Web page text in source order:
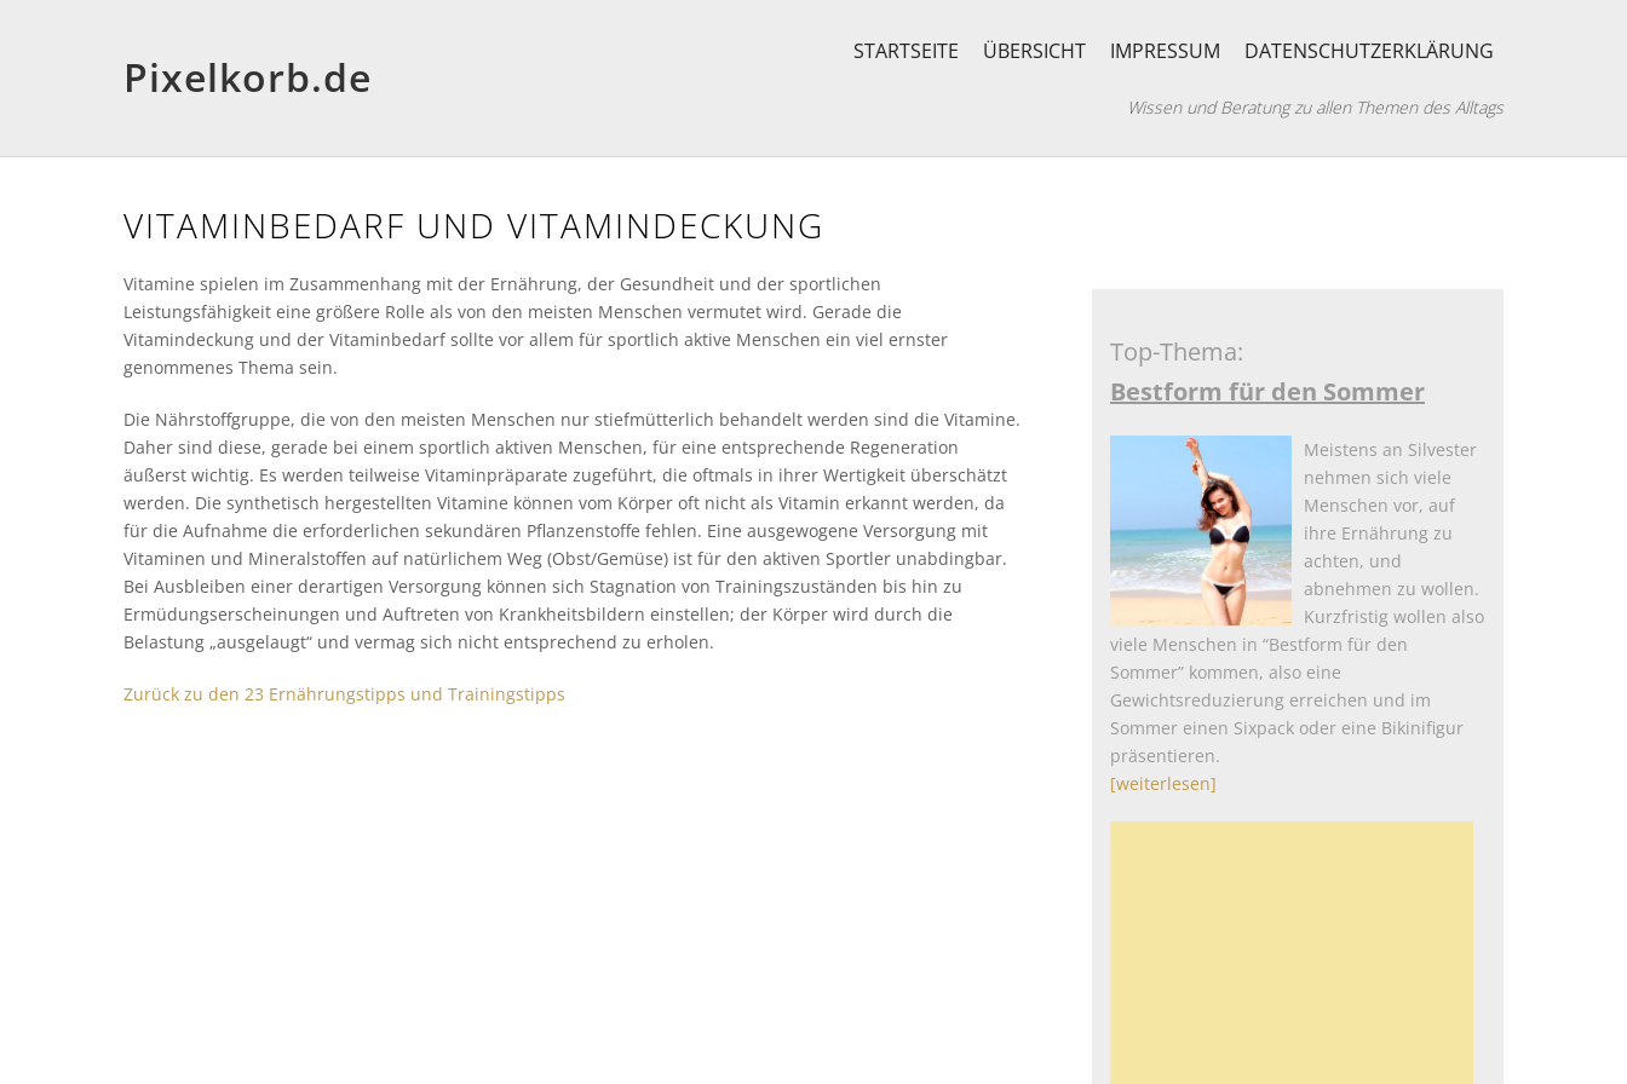
Pixelkorb.de
STARTSEITE ÜBERSICHT IMPRESSUM DATENSCHUTZERKLÄRUNG
Wissen und Beratung zu allen Themen des Alltags
VITAMINBEDARF UND VITAMINDECKUNG
Vitamine spielen im Zusammenhang mit der Ernährung, der Gesundheit und der sportlichen
Leistungsfähigkeit eine größere Rolle als von den meisten Menschen vermutet wird. Gerade die
Vitamindeckung und der Vitaminbedarf sollte vor allem für sportlich aktive Menschen ein viel ernster
genommenes Thema sein.
Die Nährstoffgruppe, die von den meisten Menschen nur stiefmütterlich behandelt werden sind die Vitamine.
Daher sind diese, gerade bei einem sportlich aktiven Menschen, für eine entsprechende Regeneration
äußerst wichtig. Es werden teilweise Vitaminpräparate zugeführt, die oftmals in ihrer Wertigkeit überschätzt
werden. Die synthetisch hergestellten Vitamine können vom Körper oft nicht als Vitamin erkannt werden, da
für die Aufnahme die erforderlichen sekundären Pflanzenstoffe fehlen. Eine ausgewogene Versorgung mit
Vitaminen und Mineralstoffen auf natürlichem Weg (Obst/Gemüse) ist für den aktiven Sportler unabdingbar.
Bei Ausbleiben einer derartigen Versorgung können sich Stagnation von Trainingszuständen bis hin zu
Ermüdungserscheinungen und Auftreten von Krankheitsbildern einstellen; der Körper wird durch die
Belastung „ausgelaugt“ und vermag sich nicht entsprechend zu erholen.
Zurück zu den 23 Ernährungstipps und Trainingstipps
Top-Thema:
Bestform für den Sommer
Meistens an Silvester
nehmen sich viele
Menschen vor, auf
ihre Ernährung zu
achten, und
abnehmen zu wollen.
Kurzfristig wollen also
viele Menschen in “Bestform für den
Sommer” kommen, also eine
Gewichtsreduzierung erreichen und im
Sommer einen Sixpack oder eine Bikinifigur
präsentieren.
[weiterlesen]